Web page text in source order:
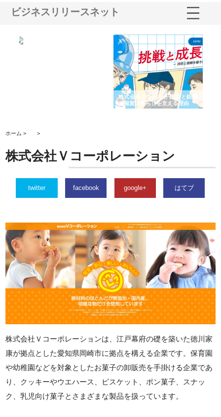
ビジネスリリースネット
株式会社ナツハラが建設と鋲螺
で滋賀の暮らしを支える理由
ホーム > >
株式会社Ｖコーポレーション
twitter facebook google+ はてブ
株式会社Ｖコーポレーションは、江戸幕府の礎を築いた徳川家
康が拠点とした愛知県岡崎市に拠点を構える企業です。保育園
や幼稚園などを対象としたお菓子の卸販売を手掛ける企業であ
り、クッキーやウエハース、ビスケット、ポン菓子、スナッ
ク、乳児向け菓子とさまざまな製品を扱っています。